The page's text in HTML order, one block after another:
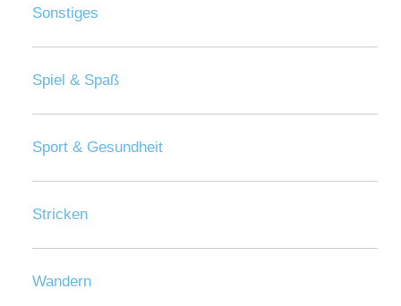
Sonstiges
Spiel & Spaß
Sport & Gesundheit
Stricken
Wandern